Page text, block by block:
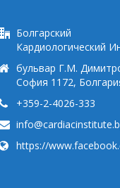
Болгарский
Кардиологический
бульвар Г.М.
София 1172,
+359-2-4026-333
https://